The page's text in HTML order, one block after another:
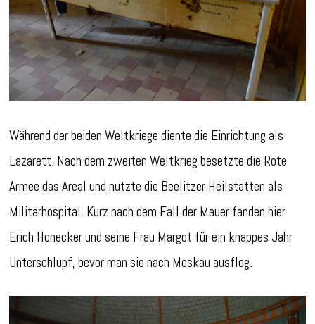
Während der beiden Weltkriege diente die Einrichtung als
Lazarett. Nach dem zweiten Weltkrieg besetzte die Rote
Armee das Areal und nutzte die Beelitzer Heilstätten als
Militärhospital. Kurz nach dem Fall der Mauer fanden hier
Erich Honecker und seine Frau Margot für ein knappes Jahr
Unterschlupf, bevor man sie nach Moskau ausflog.